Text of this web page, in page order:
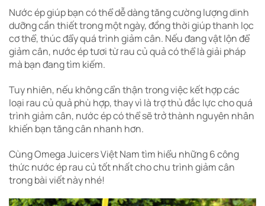
Nước ép giúp bạn có thể dễ dàng tăng cường lượng dinh
dưỡng cần thiết trong một ngày, đồng thời giúp thanh lọc
cơ thể, thúc đẩy quá trình giảm cân. Nếu đang vật lộn để
giảm cân, nước ép tươi từ rau củ quả có thể là giải pháp
mà bạn đang tìm kiếm.
Tuy nhiên, nếu không cẩn thận trong việc kết hợp các
loại rau củ quả phù hợp, thay vì là trợ thủ đắc lực cho quá
trình giảm cân, nước ép có thể sẽ trở thành nguyên nhân
khiến bạn tăng cân nhanh hơn.
Cùng Omega Juicers Việt Nam tìm hiểu những 6 công
thức nước ép rau củ tốt nhất cho chu trình giảm cân
trong bài viết này nhé!